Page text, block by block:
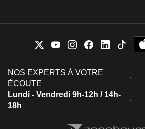
NOS EXPERTS À VOTRE
ÉCOUTE
Lundi - Vendredi 9h-12h / 14h-
18h